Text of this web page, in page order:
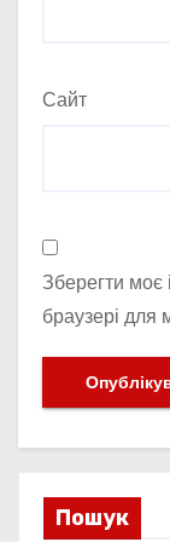
Сайт
Зберегти
браузері для
Пошук